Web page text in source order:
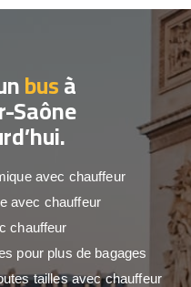
busà
Saône
avec chauffeur
avec chauffeur
chauffeur
pour plus de bagages
tailles avec chauffeur